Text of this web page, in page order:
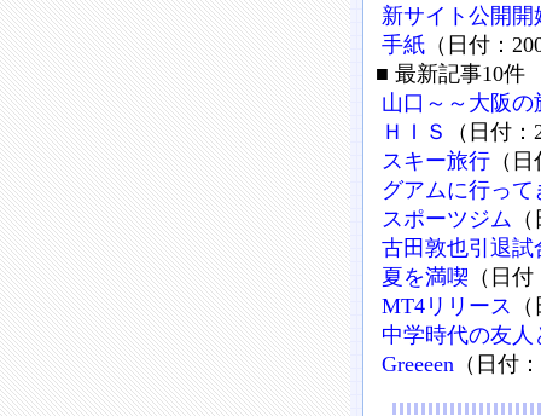
新サイト公開開
手紙 （日付：
■ 最新記事10件
山口～～大阪の
ＨＩＳ
（日付
スキー旅行 （
グアムに行って
スポーツジム
古田敦也引退試
夏を満喫 （日
MT4リリース
中学時代の友人
Greeeen （日付